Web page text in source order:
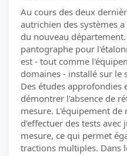
Au cours des deux
autrichien des systèmes
du nouveau
pantographe pour
est - tout comme
domaines - installé sur le
Des études
démontrer l'absence de
mesure. L'équipement
d'effectuer des tests avec
mesure, ce qui permet
tractions multiples. Dans